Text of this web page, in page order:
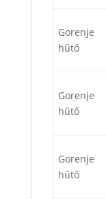
Gorenje
hűtő
Gorenje
hűtő
Gorenje
hűtő